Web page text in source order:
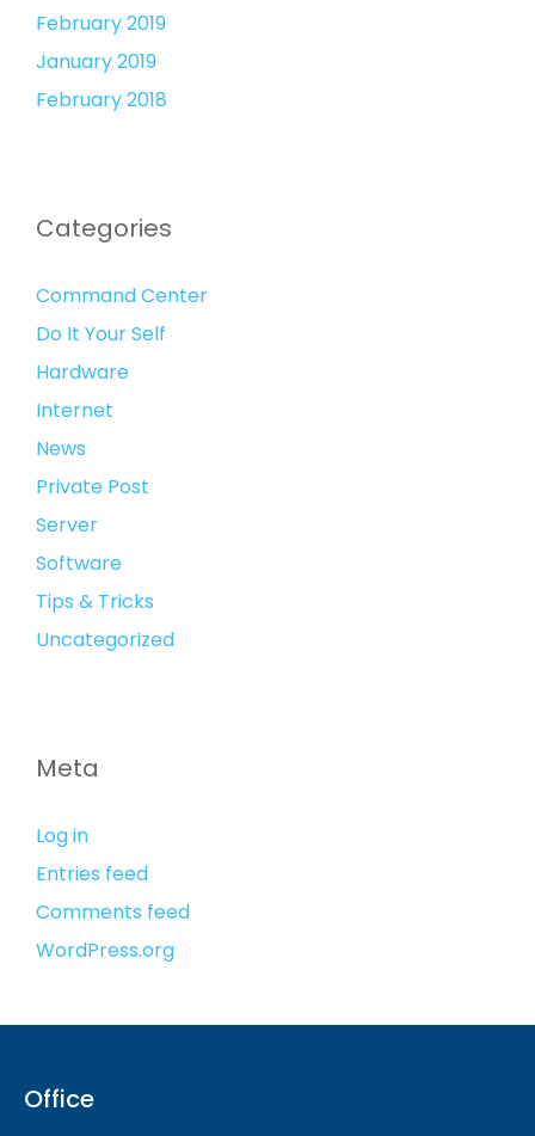
February 2019
January 2019
February 2018
Categories
Command Center
Do It Your Self
Hardware
Internet
News
Private Post
Server
Software
Tips & Tricks
Uncategorized
Meta
Log in
Entries feed
Comments feed
WordPress.org
Office